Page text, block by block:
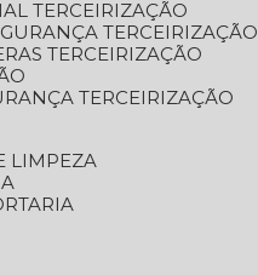
TERCEIRIZAÇÃO
TERCEIRIZAÇÃO
TERCEIRIZAÇÃO
TERCEIRIZAÇÃO
LIMPEZA